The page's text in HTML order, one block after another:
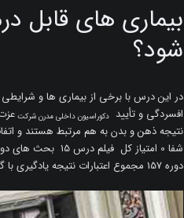
بیماری های قابل
شود؟
در این درس با برخی از بیماری ها و
افسردگی و تأیید دکوراسیون داخلی مدرن شرکت
نتیجه ذهن و بدن به هم مرتبط هستند و
شفا 0 امتیاز
دوره 157 مجموع اعتبارات نتیجه یادگیری با گذراندن موفقیت آمیز این دوره، دانشجویان قادر خواهند بود: